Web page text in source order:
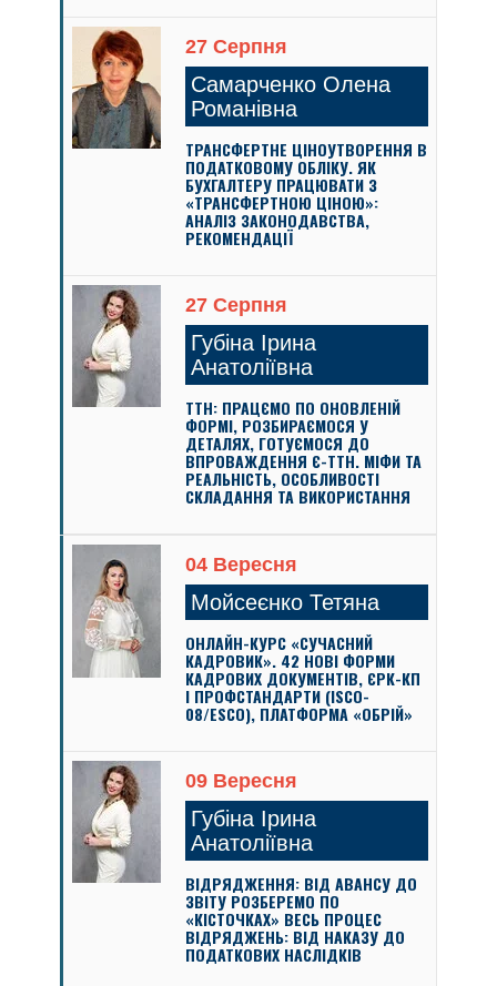
27 Серпня
Самарченко Олена
Романівна
ТРАНСФЕРТНЕ ЦІНОУТВОРЕННЯ В
ПОДАТКОВОМУ ОБЛІКУ. ЯК
БУХГАЛТЕРУ ПРАЦЮВАТИ З
«ТРАНСФЕРТНОЮ ЦІНОЮ»:
АНАЛІЗ ЗАКОНОДАВСТВА,
РЕКОМЕНДАЦІЇ
27 Серпня
Губіна Ірина
Анатоліївна
ТТН: ПРАЦЄМО ПО ОНОВЛЕНІЙ
ФОРМІ, РОЗБИРАЄМОСЯ У
ДЕТАЛЯХ, ГОТУЄМОСЯ ДО
ВПРОВАЖДЕННЯ Є-ТТН. МІФИ ТА
РЕАЛЬНІСТЬ, ОСОБЛИВОСТІ
СКЛАДАННЯ ТА ВИКОРИСТАННЯ
04 Вересня
Мойсеєнко Тетяна
ОНЛАЙН-КУРС «СУЧАСНИЙ
КАДРОВИК». 42 НОВІ ФОРМИ
КАДРОВИХ ДОКУМЕНТІВ, ЄРК-КП
І ПРОФСТАНДАРТИ (ISCO-
08/ESCO), ПЛАТФОРМА «ОБРІЙ»
09 Вересня
Губіна Ірина
Анатоліївна
ВІДРЯДЖЕННЯ: ВІД АВАНСУ ДО
ЗВІТУ РОЗБЕРЕМО ПО
«КІСТОЧКАХ» ВЕСЬ ПРОЦЕС
ВІДРЯДЖЕНЬ: ВІД НАКАЗУ ДО
ПОДАТКОВИХ НАСЛІДКІВ